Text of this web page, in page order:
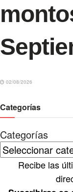
02/08/2026
Categorías
Categorías
Recibe las